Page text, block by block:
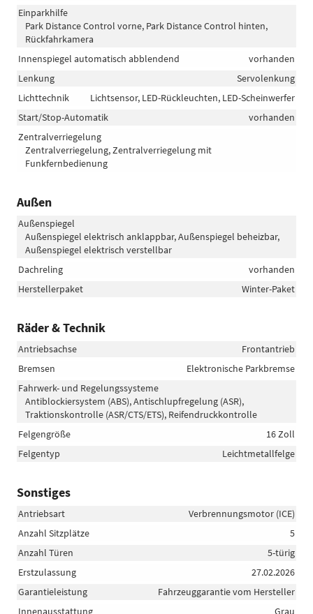
Einparkhilfe
Park Distance Control vorne, Park Distance Control hinten,
Rückfahrkamera
Innenspiegel automatisch abblendend
vorhanden
Lenkung
Servolenkung
Lichttechnik
Lichtsensor, LED-Rückleuchten, LED-Scheinwerfer
Start/Stop-Automatik
vorhanden
Zentralverriegelung
Zentralverriegelung, Zentralverriegelung mit
Funkfernbedienung
Außen
Außenspiegel
Außenspiegel elektrisch anklappbar, Außenspiegel beheizbar,
Außenspiegel elektrisch verstellbar
Dachreling
vorhanden
Herstellerpaket
Winter-Paket
Räder & Technik
Antriebsachse
Frontantrieb
Bremsen
Elektronische Parkbremse
Fahrwerk- und Regelungssysteme
Antiblockiersystem (ABS), Antischlupfregelung (ASR),
Traktionskontrolle (ASR/CTS/ETS), Reifendruckkontrolle
Felgengröße
16 Zoll
Felgentyp
Leichtmetallfelge
Sonstiges
Antriebsart
Verbrennungsmotor (ICE)
Anzahl Sitzplätze
5
Anzahl Türen
5-türig
Erstzulassung
27.02.2026
Garantieleistung
Fahrzeuggarantie vom Hersteller
Innenausstattung
Grau